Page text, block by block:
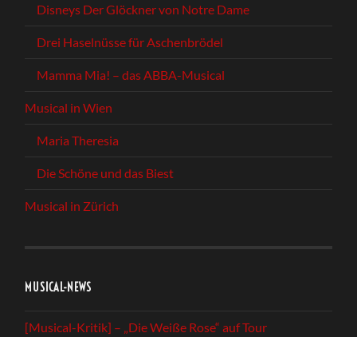
Disneys Der Glöckner von Notre Dame
Drei Haselnüsse für Aschenbrödel
Mamma Mia! – das ABBA-Musical
Musical in Wien
Maria Theresia
Die Schöne und das Biest
Musical in Zürich
MUSICAL-NEWS
[Musical-Kritik] – „Die Weiße Rose“ auf Tour